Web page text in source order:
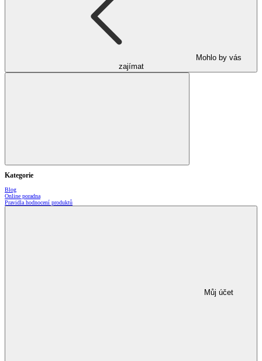
Mohlo by vás
zajímat
Kategorie
Blog
Online poradna
Pravidla hodnocení produktů
Můj účet